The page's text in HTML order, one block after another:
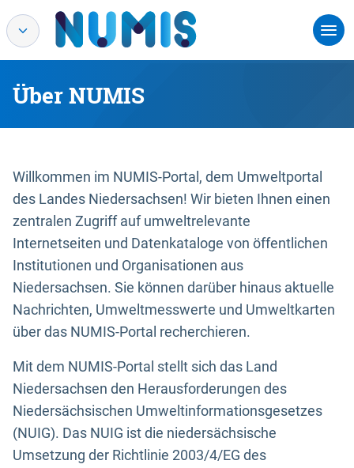
Über NUMIS
Willkommen im NUMIS-Portal, dem Umweltportal
des Landes Niedersachsen! Wir bieten Ihnen einen
zentralen Zugriff auf umweltrelevante
Internetseiten und Datenkataloge von öffentlichen
Institutionen und Organisationen aus
Niedersachsen. Sie können darüber hinaus aktuelle
Nachrichten, Umweltmesswerte und Umweltkarten
über das NUMIS-Portal recherchieren.
Mit dem NUMIS-Portal stellt sich das Land
Niedersachsen den Herausforderungen des
Niedersächsischen Umweltinformationsgesetzes
(NUIG). Das NUIG ist die niedersächsische
Umsetzung der Richtlinie 2003/4/EG des